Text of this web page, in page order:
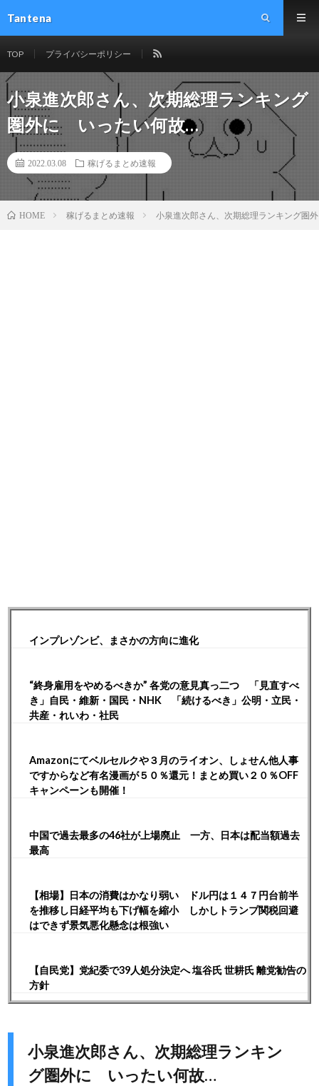
Tantena
TOP プライバシーポリシー
小泉進次郎さん、次期総理ランキング
圏外に いったい何故…
2022.03.08 稼げるまとめ速報
HOME 稼げるまとめ速報 小泉進次郎さん、次期総理ランキング圏
インプレゾンビ、まさかの方向に進化
“終身雇用をやめるべきか” 各党の意見真っ二つ 「見直すべ
き」自民・維新・国民・NHK 「続けるべき」公明・立民・
共産・れいわ・社民
Amazonにてベルセルクや３月のライオン、しょせん他人事
ですからなど有名漫画が５０％還元！まとめ買い２０％OFF
キャンペーンも開催！
中国で過去最多の46社が上場廃止 一方、日本は配当額過去
最高
【相場】日本の消費はかなり弱い ドル円は１４７円台前半
を推移し日経平均も下げ幅を縮小 しかしトランプ関税回避
はできず景気悪化懸念は根強い
【自民党】党紀委で39人処分決定へ 塩谷氏 世耕氏 離党勧告の
方針
小泉進次郎さん、次期総理ランキン
グ圏外に いったい何故…